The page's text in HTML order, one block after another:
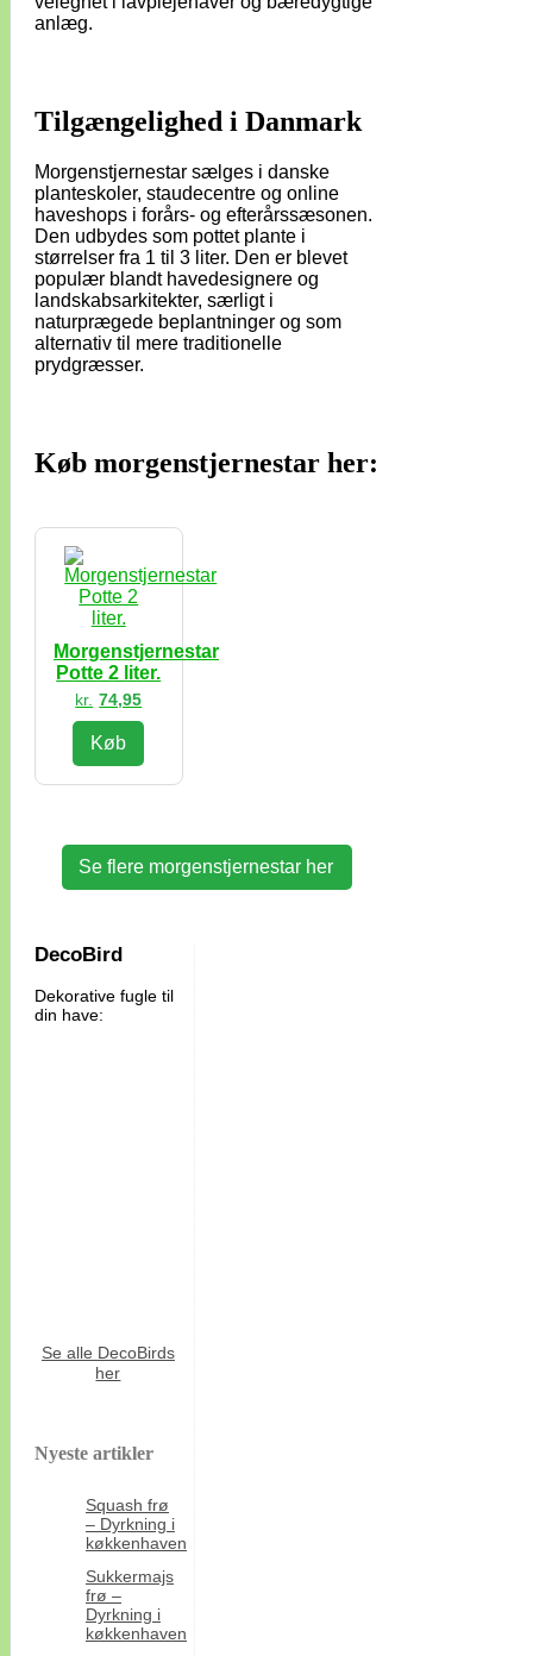
anlæg.
Tilgængelighed i Danmark
Morgenstjernestar sælges i danske
planteskoler, staudecentre og online
haveshops i forårs- og efterårssæsonen.
Den udbydes som pottet plante i
størrelser fra 1 til 3 liter. Den er blevet
populær blandt havedesignere og
landskabsarkitekter, særligt i
naturprægede beplantninger og som
alternativ til mere traditionelle
prydgræsser.
Køb morgenstjernestar her:
Morgenstjernestar
Potte 2 liter.
kr. 74,95
Køb
Se flere morgenstjernestar her
DecoBird
Dekorative fugle til
din have:
Se alle DecoBirds
her
Nyeste artikler
Squash frø
– Dyrkning i
køkkenhaven
Sukkermajs
frø –
Dyrkning i
køkkenhaven